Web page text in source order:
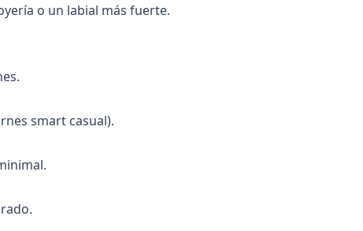
o un labial más fuerte.
smart casual).